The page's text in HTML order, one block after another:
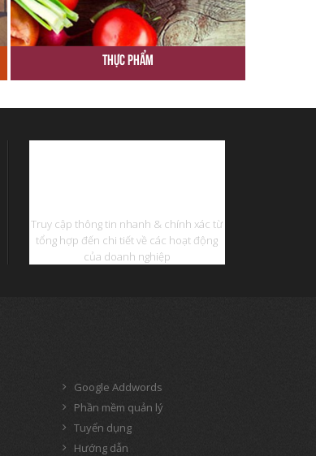
Thực Phẩm
Truy cập thông tin nhanh & chính xác từ
tổng hợp đến chi tiết về các hoạt động
của doanh nghiệp
Google Addwords
Phần mềm quản lý
Tuyển dụng
Hướng dẫn